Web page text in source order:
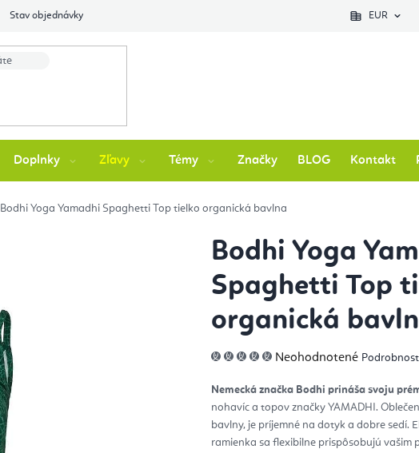
Stav objednávky EUR
Doplnky Zľavy Témy Značky BLOG Kontakt
Bodhi Yoga Yamadhi Spaghetti Top tielko organická bavlna
Bodhi Yoga
Spaghetti Top
organická
Priemerné
hodnotenie
0,0
5
hviezdičiek.
Neohodnotené
Nemecká značka Bodhi prináša svoju
nohavíc a topov značky YAMADHI.
bavlny, je príjemné na dotyk a dobre sedí.
ramienka sa flexibilne prispôsobujú vašim